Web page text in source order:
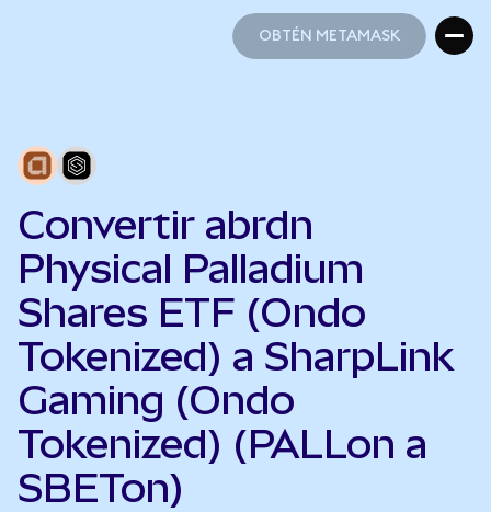
OBTÉN METAMASK
Convertir abrdn
Physical Palladium
Shares ETF (Ondo
Tokenized) a SharpLink
Gaming (Ondo
Tokenized) (PALLon a
SBETon)